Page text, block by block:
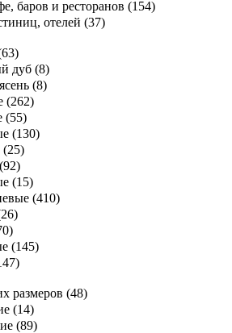
баров и ресторанов (154)
отелей (37)
дуб (8)
(8)
(262)
(55)
(130)
(25)
(15)
(410)
(145)
размеров (48)
(14)
(89)